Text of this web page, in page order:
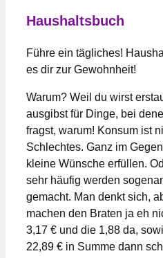
Haushaltsbuch
Führe ein tägliches!
es dir zur Gewohnheit!
Warum? Weil du wirst
ausgibst für Dinge, bei
fragst, warum! Konsum ist
Schlechtes. Ganz im
kleine Wünsche erfüllen.
sehr häufig werden
gemacht. Man denkt sich,
machen den Braten ja eh
3,17 € und die 1,88 da,
22,89 € in Summe dann